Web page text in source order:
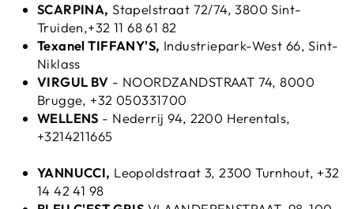
SCARPINA, Stapelstraat 72/74, 3800 Sint-
Truiden,+32 11 68 61 82
Texanel TIFFANY'S, Industriepark-West 66, Sint-
Niklass
VIRGUL BV - NOORDZANDSTRAAT 74, 8000
Brugge, +32 050331700
WELLENS - Nederrij 94, 2200 Herentals,
+3214211665
YANNUCCI, Leopoldstraat 3, 2300 Turnhout, +32
14 42 41 98